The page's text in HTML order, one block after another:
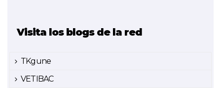
Visita los blogs de la red
TKgune
VETIBAC